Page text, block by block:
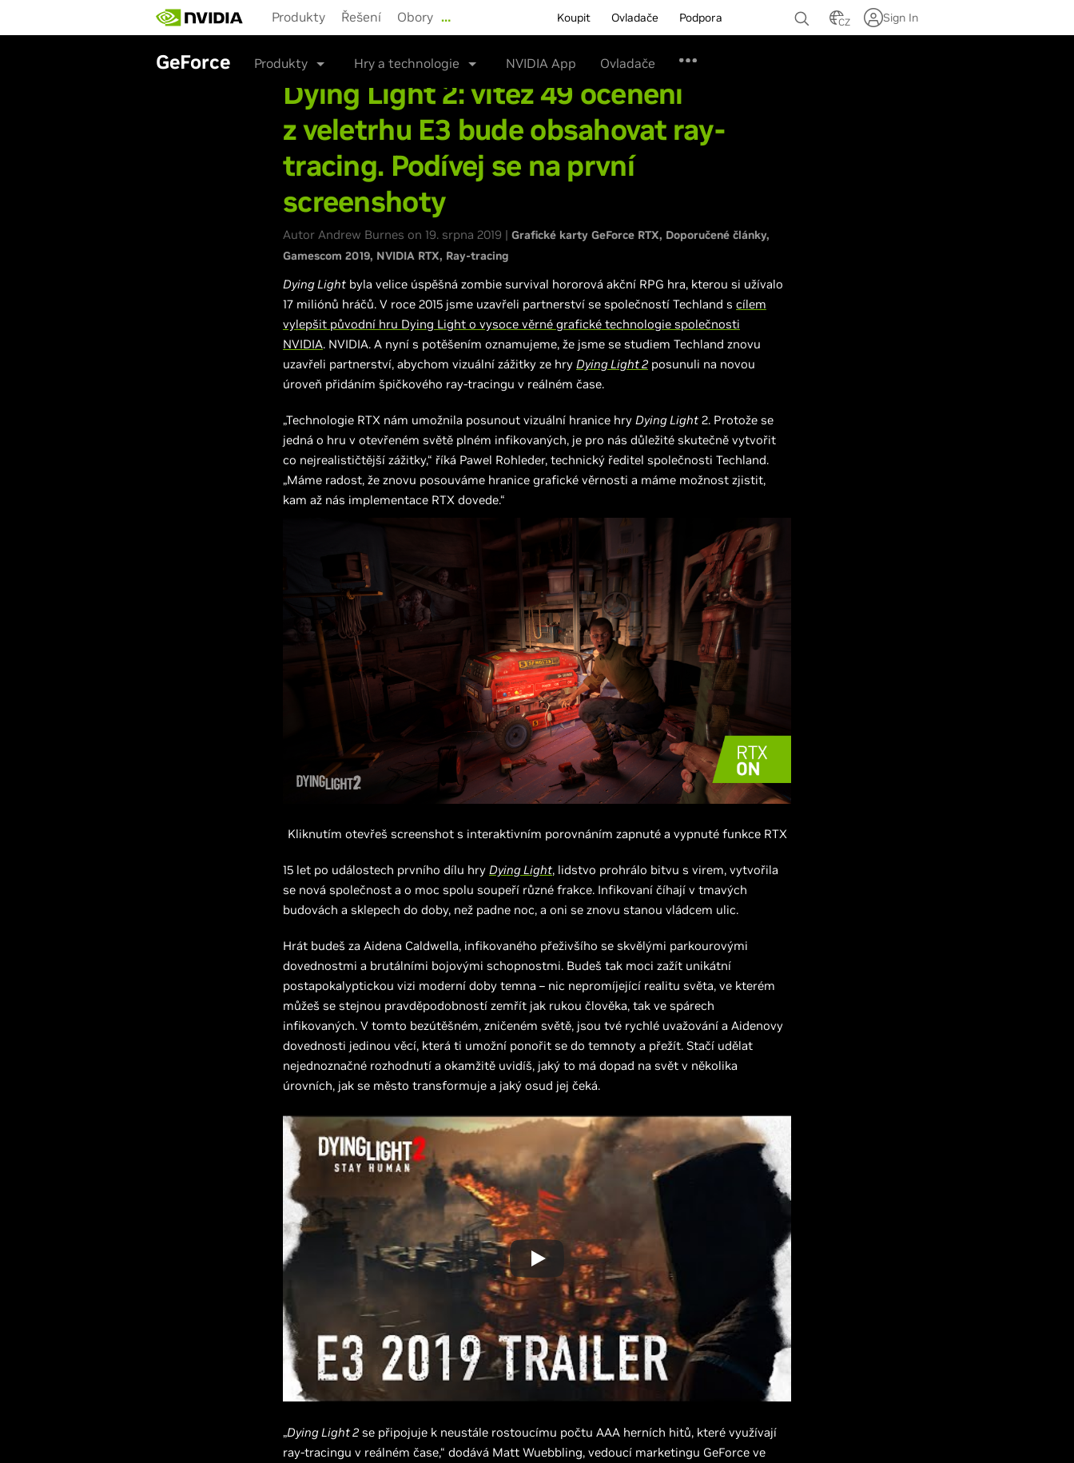
main
Produkty Řešení Obory … Koupit Ovladače Podpora CZ Sign In
GeForce Produkty Hry a technologie NVIDIA App Ovladače
Dying Light 2: vítěz 49 ocenění
z veletrhu E3 bude obsahovat ray-
tracing. Podívej se na první
screenshoty
Autor Andrew Burnes on 19. srpna 2019 | Grafické karty GeForce RTX Doporučené články
Gamescom 2019 NVIDIA RTX Ray-tracing
Dying Light byla velice úspěšná zombie survival hororová akční RPG hra, kterou si užívalo
17 miliónů hráčů. V roce 2015 jsme uzavřeli partnerství se společností Techland s cílem
vylepšit původní hru Dying Light o vysoce věrné grafické technologie společnosti
NVIDIA. NVIDIA. A nyní s potěšením oznamujeme, že jsme se studiem Techland znovu
uzavřeli partnerství, abychom vizuální zážitky ze hry Dying Light 2 posunuli na novou
úroveň přidáním špičkového ray-tracingu v reálném čase.
„Technologie RTX nám umožnila posunout vizuální hranice hry Dying Light 2. Protože se
jedná o hru v otevřeném světě plném infikovaných, je pro nás důležité skutečně vytvořit
co nejrealističtější zážitky,“ říká Pawel Rohleder, technický ředitel společnosti Techland.
„Máme radost, že znovu posouváme hranice grafické věrnosti a máme možnost zjistit,
kam až nás implementace RTX dovede.“
Kliknutím otevřeš screenshot s interaktivním porovnáním zapnuté a vypnuté funkce RTX
15 let po událostech prvního dílu hry Dying Light, lidstvo prohrálo bitvu s virem, vytvořila
se nová společnost a o moc spolu soupeří různé frakce. Infikovaní číhají v tmavých
budovách a sklepech do doby, než padne noc, a oni se znovu stanou vládcem ulic.
Hrát budeš za Aidena Caldwella, infikovaného přeživšího se skvělými parkourovými
dovednostmi a brutálními bojovými schopnostmi. Budeš tak moci zažít unikátní
postapokalyptickou vizi moderní doby temna – nic nepromíjející realitu světa, ve kterém
můžeš se stejnou pravděpodobností zemřít jak rukou člověka, tak ve spárech
infikovaných. V tomto bezútěšném, zničeném světě, jsou tvé rychlé uvažování a Aidenovy
dovednosti jedinou věcí, která ti umožní ponořit se do temnoty a přežít. Stačí udělat
nejednoznačné rozhodnutí a okamžitě uvidíš, jaký to má dopad na svět v několika
úrovních, jak se město transformuje a jaký osud jej čeká.
„Dying Light 2 se připojuje k neustále rostoucímu počtu AAA herních hitů, které využívají
ray-tracingu v reálném čase,“ dodává Matt Wuebbling, vedoucí marketingu GeForce ve